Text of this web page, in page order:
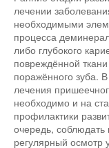
лечении
необходимыми
процесса
либо глубокого
повреждённой
поражённого зуба.
лечения
необходимо и на
профилактики
очередь, соблюдать
регулярный осмотр